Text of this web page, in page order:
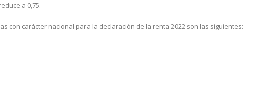
a 0,75.
con carácter nacional para la declaración de la renta 2022 son las siguientes: